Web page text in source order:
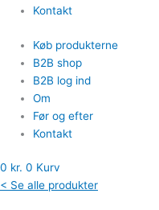
Kontakt
Køb produkterne
B2B shop
B2B log ind
Om
Før og efter
Kontakt
0 kr. 0 Kurv
< Se alle produkter
Akne
uren
antal